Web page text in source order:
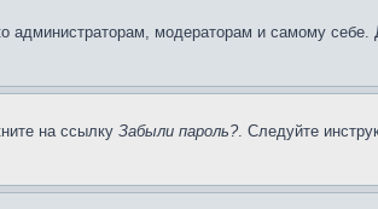
администраторам, модераторам и самому
на ссылку Забыли пароль?. Следуйте